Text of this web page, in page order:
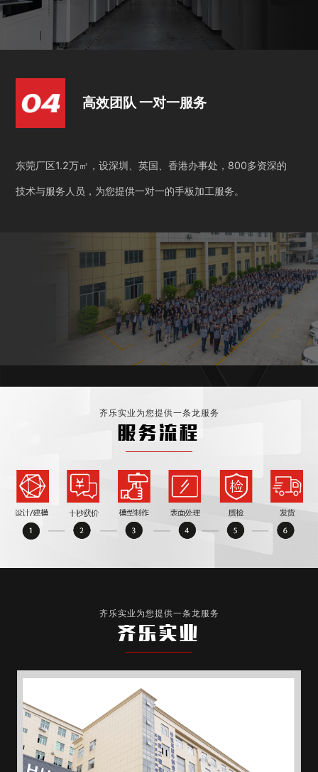
高效团队 一对一服务
东莞厂区1.2万㎡，设深圳、英国、香港办事处，800多资深的
技术与服务人员，为您提供一对一的手板加工服务。
齐乐实业为您提供一条龙服务
服务流程
齐乐实业为您提供一条龙服务
齐乐实业